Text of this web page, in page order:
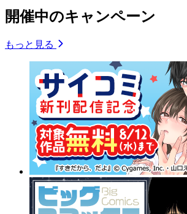
開催中のキャンペーン
もっと見る